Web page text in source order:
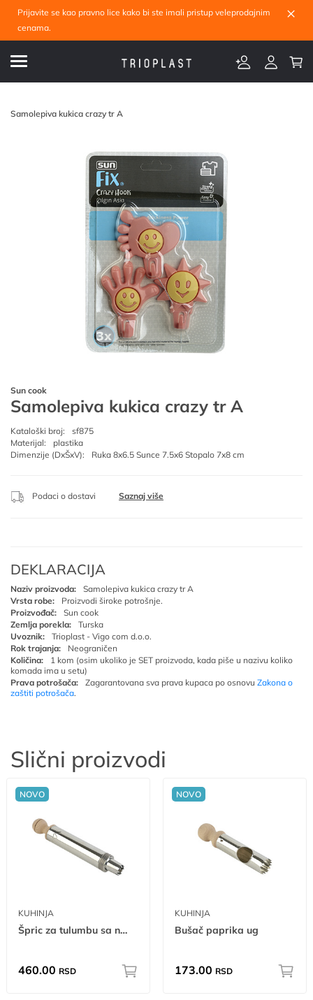
Prijavite se kao pravno lice kako bi ste imali pristup veleprodajnim
cenama.
×
Samolepiva kukica crazy tr A
Sun cook
Samolepiva kukica crazy tr A
Kataloški broj:
sf875
Materijal:
plastika
Dimenzije (DxŠxV):
Ruka 8x6.5 Sunce 7.5x6 Stopalo 7x8 cm
Podaci o dostavi Saznaj više
DEKLARACIJA
Naziv proizvoda:
Samolepiva kukica crazy tr A
Vrsta robe:
Proizvodi široke potrošnje.
Proizvođač:
Sun cook
Zemlja porekla:
Turska
Uvoznik:
Trioplast - Vigo com d.o.o.
Rok trajanja:
Neograničen
Količina:
1 kom (osim ukoliko je SET proizvoda, kada piše u nazivu koliko
komada ima u setu)
Prava potrošača:
Zagarantovana sva prava kupaca po osnovu Zakona o
zaštiti potrošača.
Slični proizvodi
NOVO
KUHINJA
Špric za tulumbu sa nastavkom ug
460.00 RSD
NOVO
KUHINJA
Bušač paprika ug
173.00 RSD